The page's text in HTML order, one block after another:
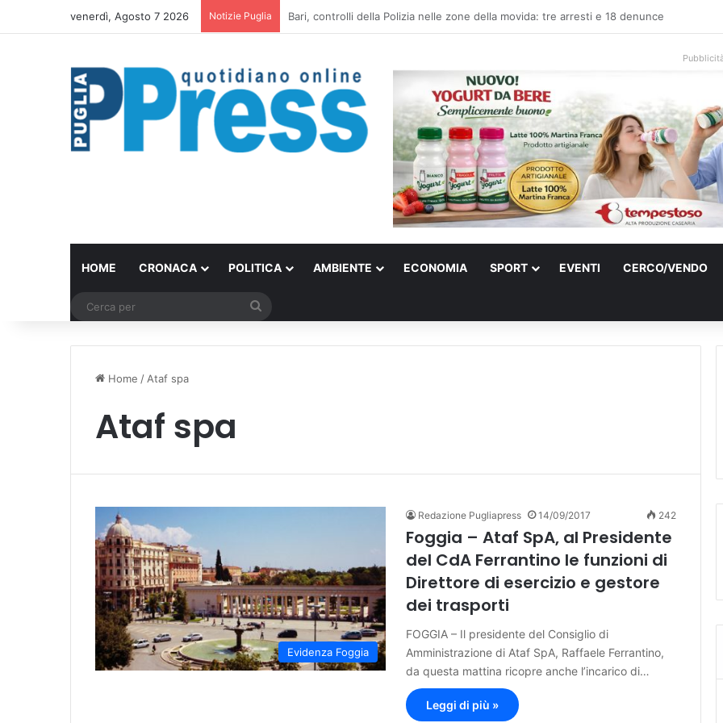
venerdì, Agosto 7 2026 Notizie Puglia Scontro in bici elettrica a Francavilla Fontana, due 15enni ricoverati in gravi condizioni
HOME CRONACA POLITICA AMBIENTE ECONOMIA SPORT EVENTI CERCO/VENDO
Home /Ataf spa
Ataf spa
Evidenza Foggia
Redazione Pugliapress 14/09/2017 242
Foggia – Ataf SpA, al Presidente
del CdA Ferrantino le funzioni di
Direttore di esercizio e gestore
dei trasporti
FOGGIA – Il presidente del Consiglio di
Amministrazione di Ataf SpA, Raffaele Ferrantino,
da questa mattina ricopre anche l’incarico di…
Leggi di più »